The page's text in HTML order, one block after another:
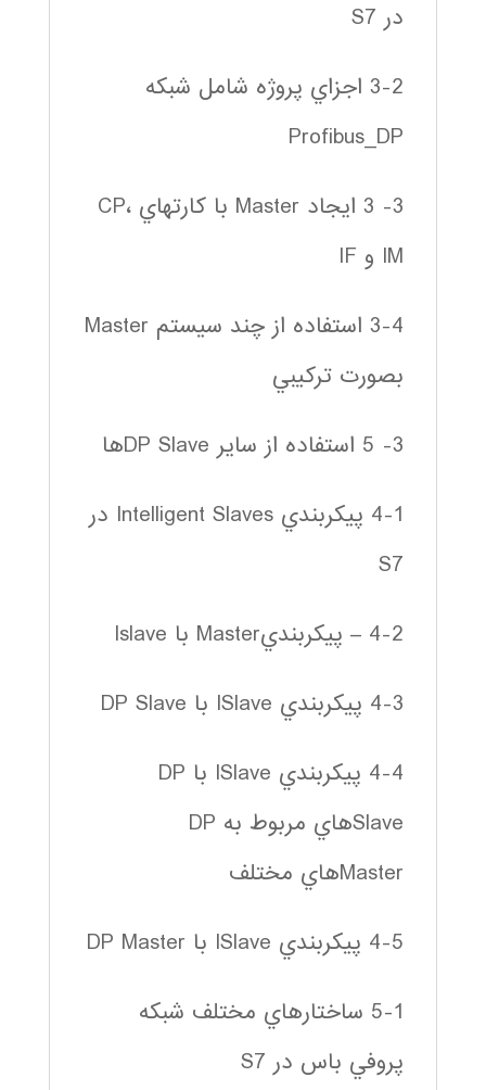
در S7
3-2 اجزاي پروژه شامل شبكه
Profibus_DP
3- 3 ايجاد Master با كارتهاي CP،
IM و IF
3-4 استفاده از چند سيستم Master
بصورت تركيبي
3- 5 استفاده از ساير DP Slaveها
4-1 پيكربندي Intelligent Slaves در
S7
4-2 – پيكربنديMaster با Islave
4-3 پيكربندي ISlave با DP Slave
4-4 پيكربندي ISlave با DP
Slaveهاي مربوط به DP
Masterهاي مختلف
4-5 پيكربندي ISlave با DP Master
5-1 ساختارهاي مختلف شبكه
پروفي باس در S7